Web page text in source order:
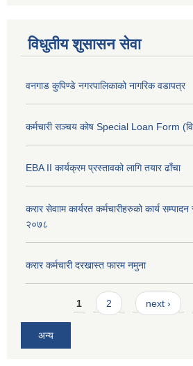
विधुतीय शुसासन सेवा
वनगाड कुपिण्डे नगरपालिकाको नागरिक वडापत्र
कर्मचारी सञ्चय कोष Special Loan Form
EBA II कार्यक्रम प्रस्तावको लागि तयार ढाँचा
करार सेवााम कार्यरत कर्मचारीहरुको कार्य
२०७८
करार कर्मचारी दरखास्त फारम नमुना
Pages1 2 next ›
अन्य